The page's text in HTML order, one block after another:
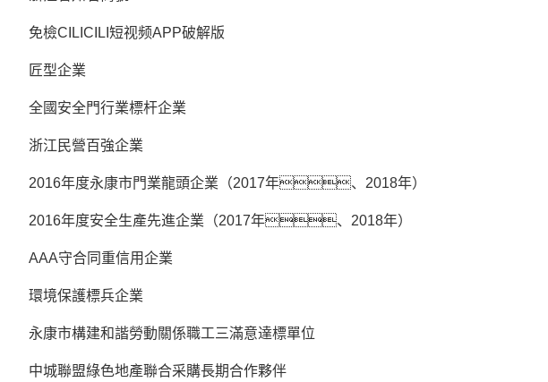
免檢CILICILI短视频APP破解版
匠型企業
全國安全門行業標杆企業
浙江民營百強企業
2016年度永康市門業龍頭企業（2017年、2018年）
2016年度安全生產先進企業（2017年、2018年）
AAA守合同重信用企業
環境保護標兵企業
永康市構建和諧勞動關係職工三滿意達標單位
中城聯盟綠色地產聯合采購長期合作夥伴